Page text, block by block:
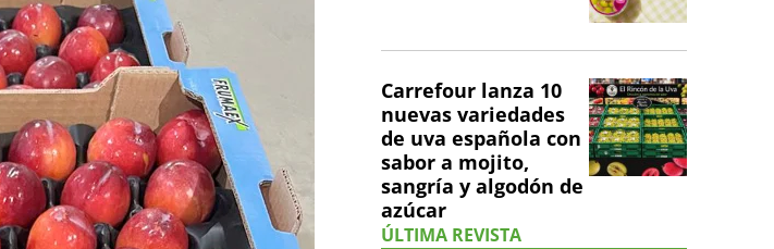
Carrefour lanza 10
nuevas variedades
de uva española con
sabor a mojito,
sangría y algodón de
azúcar
ÚLTIMA REVISTA